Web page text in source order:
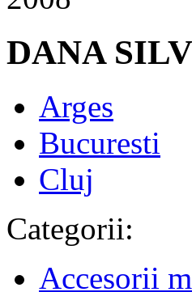
DANA
Arges
Bucuresti
Cluj
Categorii:
Accesorii